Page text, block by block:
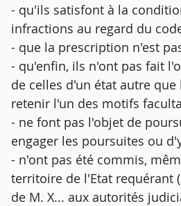
- qu'ils satisfont à la
infractions au regard du
- que la prescription n'est
- qu'enfin, ils n'ont pas fait
de celles d'un état autre
retenir l'un des motifs
- ne font pas l'objet de
engager les poursuites ou
- n'ont pas été commis,
territoire de l'Etat requérant
de M. X... aux autorités